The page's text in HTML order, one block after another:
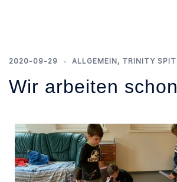
2020-09-29 ALLGEMEIN, TRINITY
Wir arbeiten